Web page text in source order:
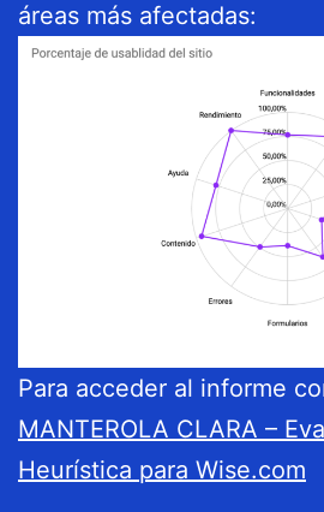
áreas más afectadas:
Para acceder al informe
MANTEROLA CLARA –
Heurística para Wise.com